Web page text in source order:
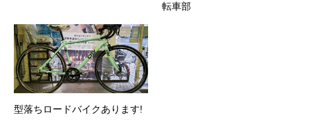
転車部
型落ちロードバイクあります!